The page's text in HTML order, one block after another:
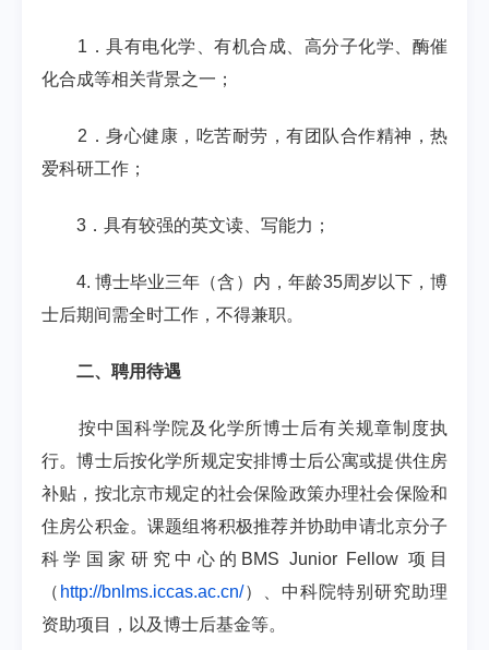
1 ．具有电化学、有机合成、高分子化学、酶催
化合成等相关背景之一；
2 ．身心健康，吃苦耐劳，有团队合作精神，热
爱科研工作；
3 ．具有较强的英文读、写能力；
4.博士毕业三年（含）内，年龄35周岁以下，博
士后期间需全时工作，不得兼职。
二、聘用待遇
按中国科学院及化学所博士后有关规章制度执
行。博士后按化学所规定安排博士后公寓或提供住房
补贴，按北京市规定的社会保险政策办理社会保险和
住房公积金。课题组将积极推荐并协助申请北京分子
科学国家研究中心的 BMS Junior Fellow 项目
（ http://bnlms.iccas.ac.cn/）、中科院特别研究助理
资助项目，以及博士后基金等。